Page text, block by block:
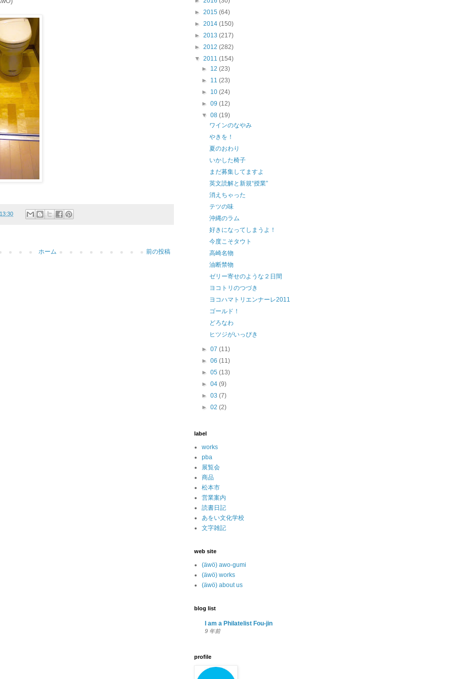
13:30
前の投稿
ホーム
► 2015 (64)
► 2014 (150)
► 2013 (217)
► 2012 (282)
▼ 2011 (154)
► 12(23)
► 11(23)
► 10(24)
►09(12)
▼08(19)
ワインのなやみ
やきを！
夏のおわり
いかした椅子
まだ募集してますよ
英文読解と新規“授業”
消えちゃった
テツの味
沖縄のラム
好きになってしまうよ！
今度こそタウト
高崎名物
油断禁物
ゼリー寄せのような２日間
ヨコトリのつづき
ヨコハマトリエンナーレ2011
ゴールド！
どろなわ
ヒツジがいっぴき
►07(11)
►06(11)
►05(13)
►04(9)
►03(7)
►02(2)
label
works
pba
展覧会
商品
松本市
営業案内
読書日記
あをい文化学校
文字雑記
web site
(äwö) awo-gumi
(äwö) works
(äwö) about us
blog list
I am a Philatelist Fou-jin
9 年前
profile